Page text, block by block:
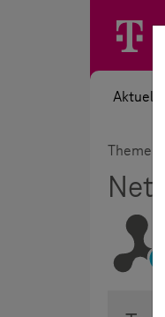
Aktuelles
Themen